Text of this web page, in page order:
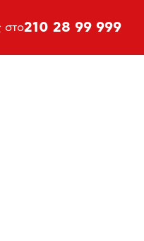
στο210 28 99 999